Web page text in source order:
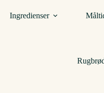
Ingredienser